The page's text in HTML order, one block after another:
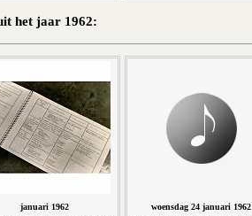
het jaar 1962:
januari 1962
woensdag 24 januari 1962